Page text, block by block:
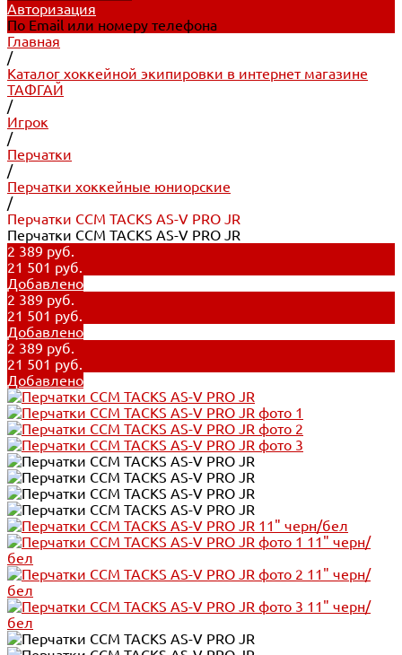
Авторизация
По Email или номеру телефона
Главная
/
Каталог хоккейной экипировки в интернет магазине
ТАФГАЙ
/
Игрок
/
Перчатки
/
Перчатки хоккейные юниорские
/
Перчатки CCM TACKS AS-V PRO JR
Перчатки CCM TACKS AS-V PRO JR
2 389 руб.
21 501 руб.
Добавлено
2 389 руб.
21 501 руб.
Добавлено
2 389 руб.
21 501 руб.
Добавлено